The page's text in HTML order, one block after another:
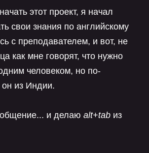
этот проект, я начал
свои знания по английскому
с преподавателем, и вот, не
как мне говорят, что нужно
человеком, но по-
он из Индии.
и делаю alt+tab из